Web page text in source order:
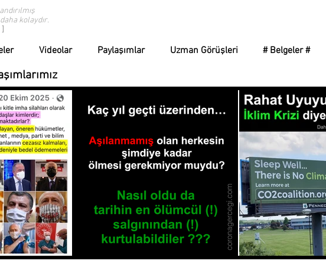
kolaydır.
Videolar Paylaşımlar Uzman Görüşleri # Belgeler #